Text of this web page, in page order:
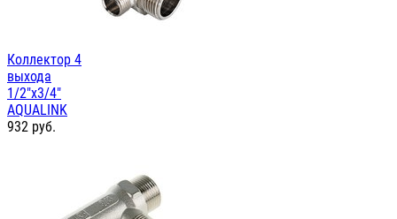
Коллектор 4
выхода
1/2"х3/4"
AQUALINK
932 руб.